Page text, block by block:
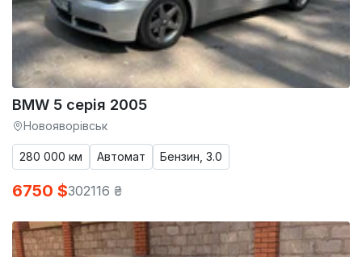
BMW 5 серія 2005
Новояворівськ
280 000 км Автомат Бензин, 3.0
6750 $302116 ₴